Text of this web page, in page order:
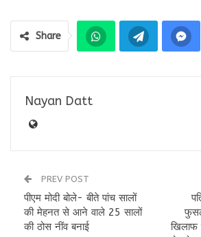
Share
Nayan Datt
PREV POST
पीएम मोदी बोले- बीते पांच सालों
की मेहनत से आने वाले 25 सालों
की ठोस नींव बनाई
खिलाफ